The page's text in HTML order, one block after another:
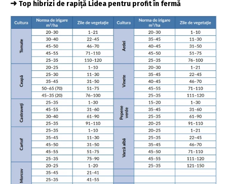
➜ Top hibrizi de rapiță Lidea pentru profit în fermă